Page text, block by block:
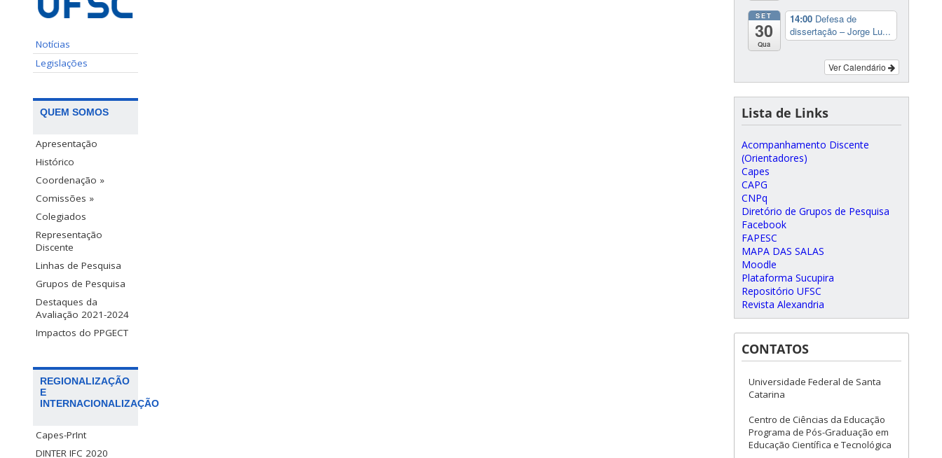
Notícias
Legislações
QUEM SOMOS
Apresentação
Histórico
Coordenação »
Comissões »
Colegiados
Representação
Discente
Linhas de Pesquisa
Grupos de Pesquisa
Destaques da
Avaliação 2021-2024
Impactos do PPGECT
REGIONALIZAÇÃO
E
INTERNACIONALIZAÇÃO
Capes-PrInt
DINTER IFC 2020
SET
30
Qua
14:00 Defesa de
dissertação – Jorge Lu...
Ver Calendário
Lista de Links
Acompanhamento Discente
(Orientadores)
Capes
CAPG
CNPq
Diretório de Grupos de Pesquisa
Facebook
FAPESC
MAPA DAS SALAS
Moodle
Plataforma Sucupira
Repositório UFSC
Revista Alexandria
CONTATOS
Universidade Federal de Santa
Catarina
Centro de Ciências da Educação
Programa de Pós-Graduação em
Educação Científica e Tecnológica